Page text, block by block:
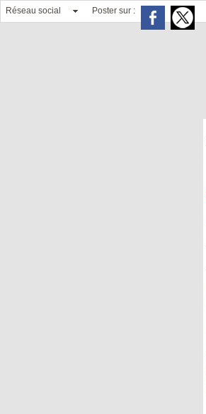
Réseau social Poster sur :